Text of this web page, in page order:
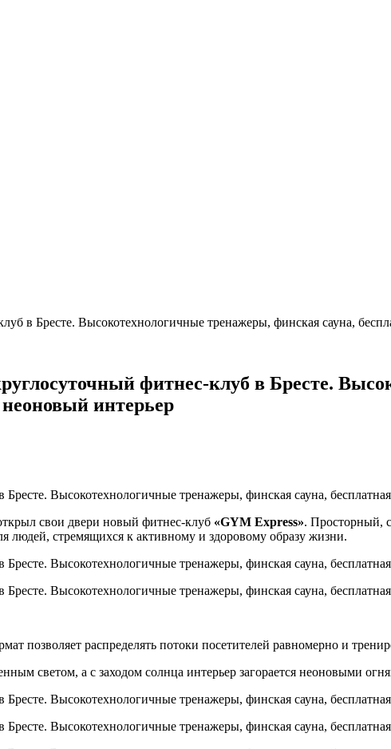
в Бресте. Высокотехнологичные тренажеры, финская сауна,
фитнес-клуб в Бресте.
интерьер
свои двери новый фитнес-клуб «GYM Express». Просторный,
людей, стремящихся к активному и здоровому образу жизни.
позволяет распределять потоки посетителей равномерно и
светом, а с заходом солнца интерьер загорается неоновыми